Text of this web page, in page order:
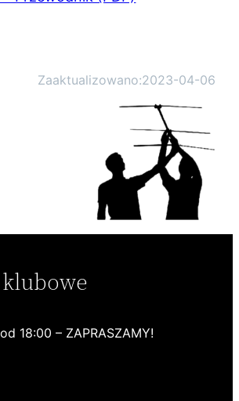
Zaaktualizowano:2023-04-06
18:00 – ZAPRASZAMY!